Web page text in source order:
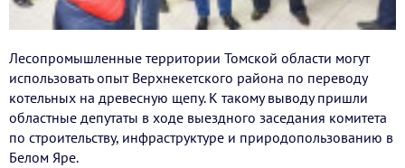
Лесопромышленные территории Томской области могут
использовать опыт Верхнекетского района по переводу
котельных на древесную щепу. К такому выводу пришли
областные депутаты в ходе выездного заседания комитета
по строительству, инфраструктуре и природопользованию в
Белом Яре.